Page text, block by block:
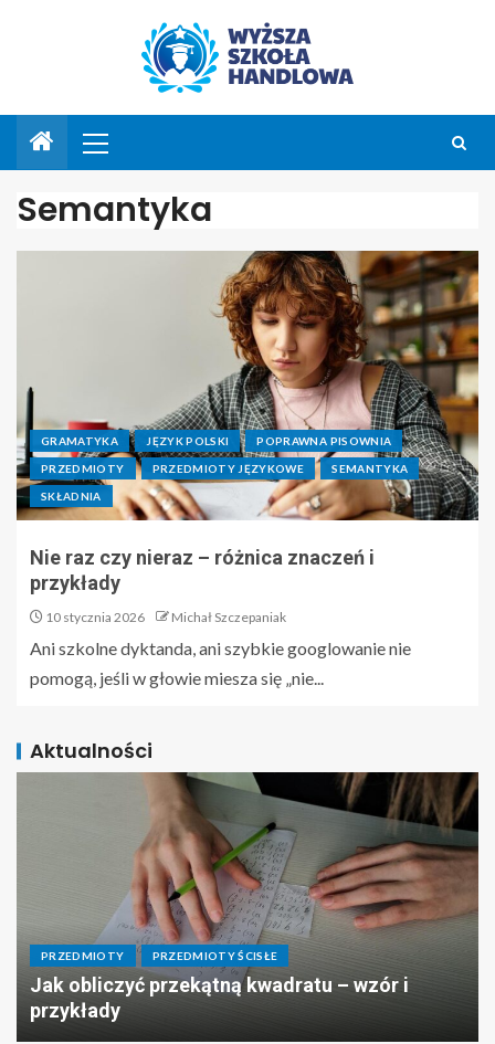
Semantyka
GRAMATYKA JĘZYK POLSKI POPRAWNA PISOWNIA
PRZEDMIOTY PRZEDMIOTY JĘZYKOWE SEMANTYKA
SKŁADNIA
Nie raz czy nieraz – różnica znaczeń i
przykłady
10 stycznia 2026 Michał Szczepaniak
Ani szkolne dyktanda, ani szybkie googlowanie nie
pomogą, jeśli w głowie miesza się „nie...
Aktualności
PRZEDMIOTY PRZEDMIOTY ŚCISŁE
Jak obliczyć przekątną kwadratu – wzór i
przykłady